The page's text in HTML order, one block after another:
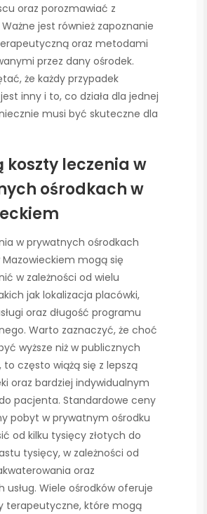
oraz porozmawiać z
jest również zapoznanie
oraz metodami
przez dany ośrodek.
że każdy przypadek
inny i to, co działa dla jednej
musi być skuteczne dla
koszty leczenia w
ośrodkach w
w prywatnych ośrodkach
Mazowieckiem mogą się
w zależności od wielu
jak lokalizacja placówki,
oraz długość programu
Warto zaznaczyć, że choć
wyższe niż w publicznych
często wiążą się z lepszą
oraz bardziej indywidualnym
pacjenta. Standardowe ceny
pobyt w prywatnym ośrodku
od kilku tysięcy złotych do
tysięcy, w zależności od
oraz
usług. Wiele ośrodków oferuje
terapeutyczne, które mogą